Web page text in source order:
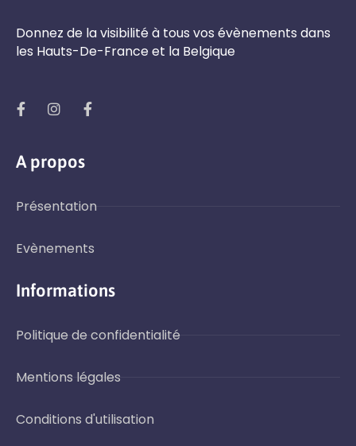
Donnez de la visibilité à tous vos évènements dans
les Hauts-De-France et la Belgique
A propos
Présentation
Evènements
Informations
Politique de confidentialité
Mentions légales
Conditions d'utilisation